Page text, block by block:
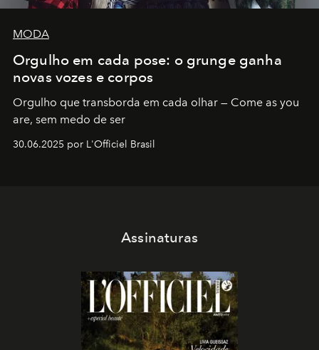
MODA
Orgulho em cada pose: o grunge ganha
novas vozes e corpos
Orgulho que transborda em cada olhar — Come as you
are, sem medo de ser
30.06.2025 por L'Officiel Brasil
Assinaturas